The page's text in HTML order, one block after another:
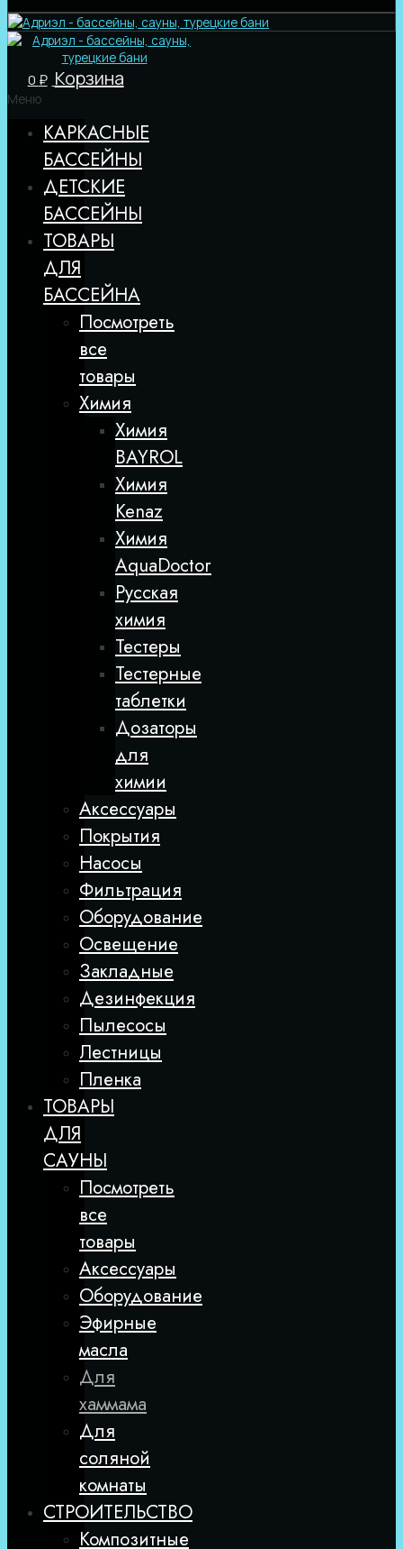
0 ₽ Корзина
Меню
КАРКАСНЫЕ
БАССЕЙНЫ
ДЕТСКИЕ
БАССЕЙНЫ
ТОВАРЫ
ДЛЯ
БАССЕЙНА
Посмотреть
все
товары
Химия
Химия
BAYROL
Химия
Kenaz
Химия
AquaDoctor
Русская
химия
Тестеры
Тестерные
таблетки
Дозаторы
для
химии
Аксессуары
Покрытия
Насосы
Фильтрация
Оборудование
Освещение
Закладные
Дезинфекция
Пылесосы
Лестницы
Пленка
ТОВАРЫ
ДЛЯ
САУНЫ
Посмотреть
все
товары
Аксессуары
Оборудование
Эфирные
масла
Для
хаммама
Для
соляной
комнаты
СТРОИТЕЛЬСТВО
Композитные